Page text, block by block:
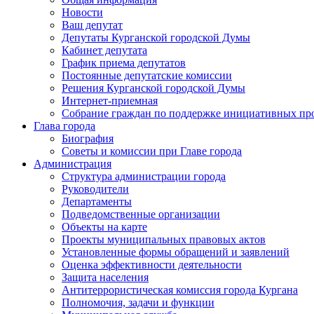
Новости
Ваш депутат
Депутаты Курганской городской Думы
Кабинет депутата
График приема депутатов
Постоянные депутатские комиссии
Решения Курганской городской Думы
Интернет-приемная
Собрание граждан по поддержке инициативных
Глава города
Биография
Советы и комиссии при Главе города
Администрация
Структура администрации города
Руководители
Департаменты
Подведомственные организации
Объекты на карте
Проекты муниципальных правовых актов
Установленные формы обращений и заявлений
Оценка эффективности деятельности
Защита населения
Антитеррористическая комиссия города Кургана
Полномочия, задачи и функции